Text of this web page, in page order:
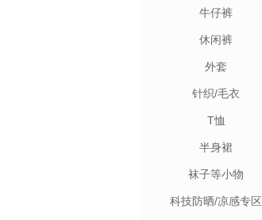
牛仔裤
休闲裤
外套
针织/毛衣
T恤
半身裙
袜子等小物
科技防晒/凉感专区